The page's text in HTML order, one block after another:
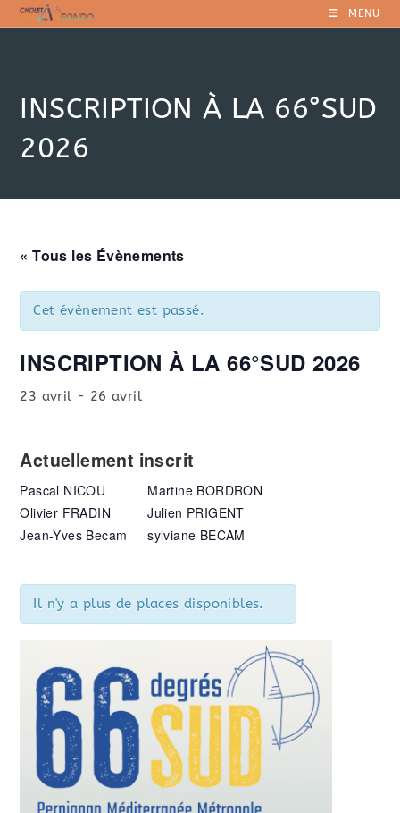
Skip
to
MENU
INSCRIPTION À LA 66°SUD
2026
« Tous les Évènements
Cet évènement est passé.
INSCRIPTION À LA 66°SUD 2026
23 avril - 26 avril
Actuellement inscrit
Pascal NICOU
Olivier FRADIN
Jean-Yves Becam
Martine BORDRON
Julien PRIGENT
sylviane BECAM
Il n'y a plus de places disponibles.